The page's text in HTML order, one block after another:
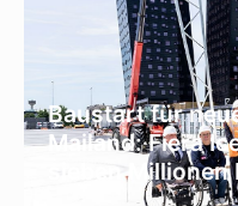
Baustart für
Mailand: Fiera
sieben Millionen